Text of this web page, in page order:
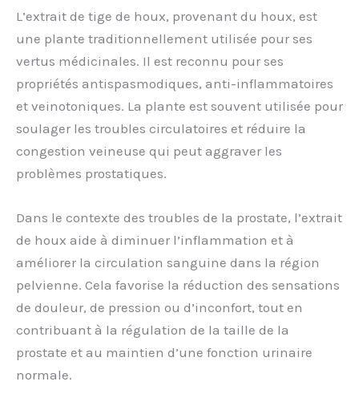
L’extrait de tige de houx, provenant du houx, est
une plante traditionnellement utilisée pour ses
vertus médicinales. Il est reconnu pour ses
propriétés antispasmodiques, anti-inflammatoires
et veinotoniques. La plante est souvent utilisée pour
soulager les troubles circulatoires et réduire la
congestion veineuse qui peut aggraver les
problèmes prostatiques.
Dans le contexte des troubles de la prostate, l’extrait
de houx aide à diminuer l’inflammation et à
améliorer la circulation sanguine dans la région
pelvienne. Cela favorise la réduction des sensations
de douleur, de pression ou d’inconfort, tout en
contribuant à la régulation de la taille de la
prostate et au maintien d’une fonction urinaire
normale.